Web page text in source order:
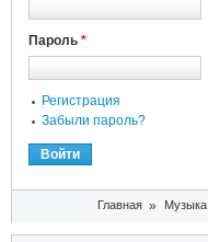
Пароль *
Регистрация
Забыли пароль?
Главная » Музыка